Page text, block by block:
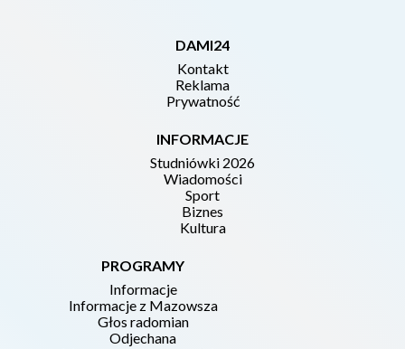
DAMI24
Kontakt
Reklama
Prywatność
INFORMACJE
Studniówki 2026
Wiadomości
Sport
Biznes
Kultura
PROGRAMY
Informacje
Informacje z Mazowsza
Głos radomian
Odjechana